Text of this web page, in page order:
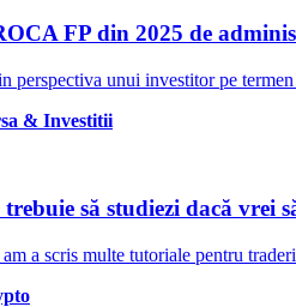
FP din 2025 de
perspectiva unui investitor pe
& Investitii
să studiezi dacă vrei
a scris multe tutoriale pentru